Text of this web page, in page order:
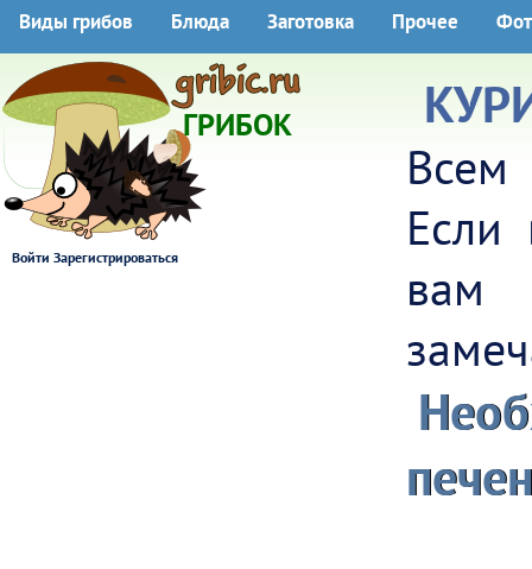
Виды грибов Блюда Заготовка Прочее
ГРИБОК
Войти Зарегистрироваться
Всем
Если
вам